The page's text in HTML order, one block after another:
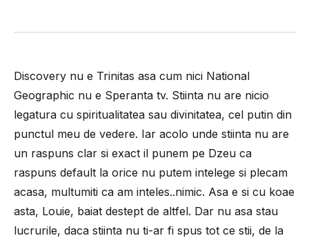
Discovery nu e Trinitas asa cum nici National
Geographic nu e Speranta tv. Stiinta nu are nicio
legatura cu spiritualitatea sau divinitatea, cel putin din
punctul meu de vedere. Iar acolo unde stiinta nu are
un raspuns clar si exact il punem pe Dzeu ca
raspuns default la orice nu putem intelege si plecam
acasa, multumiti ca am inteles..nimic. Asa e si cu koae
asta, Louie, baiat destept de altfel. Dar nu asa stau
lucrurile, daca stiinta nu ti-ar fi spus tot ce stii, de la